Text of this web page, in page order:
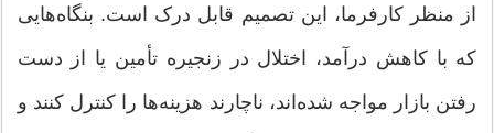
از منظر کارفرما، این تصمیم قابل درک است. بنگاه‌هایی
که با کاهش درآمد، اختلال در زنجیره تأمین یا از دست
رفتن بازار مواجه شده‌اند، ناچارند هزینه‌ها را کنترل کنند و